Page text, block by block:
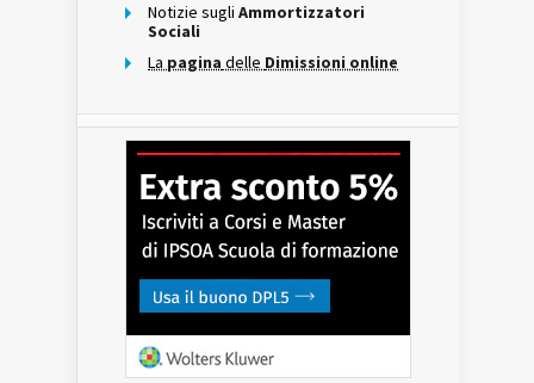
Notizie sugli Ammortizzatori
Sociali
La pagina delle Dimissioni online